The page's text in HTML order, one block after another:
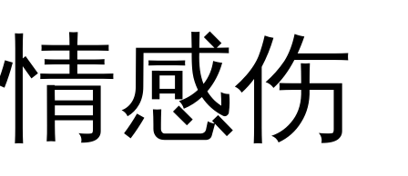
情感伤